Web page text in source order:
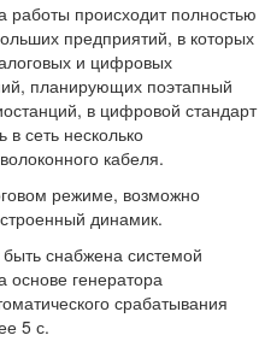
работы происходит полностью
предприятий, в которых
и цифровых
планирующих поэтапный
в цифровой стандарт
в сеть несколько
кабеля.
режиме, возможно
динамик.
снабжена системой
основе генератора
срабатывания
5 с.